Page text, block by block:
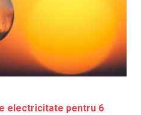
electricitate pentru 6